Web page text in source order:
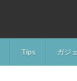
Tips ガジ